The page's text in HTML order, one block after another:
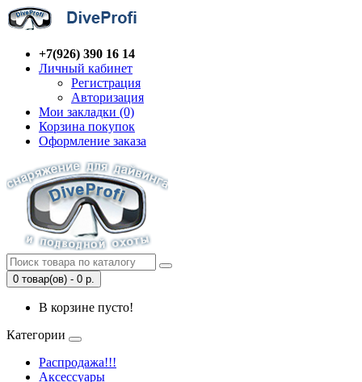
+7(926) 390 16 14
Личный кабинет
Регистрация
Авторизация
Мои закладки (0)
Корзина покупок
Оформление заказа
0 товар(ов) - 0 р.
В корзине пусто!
Категории
Распродажа!!!
Аксессуары